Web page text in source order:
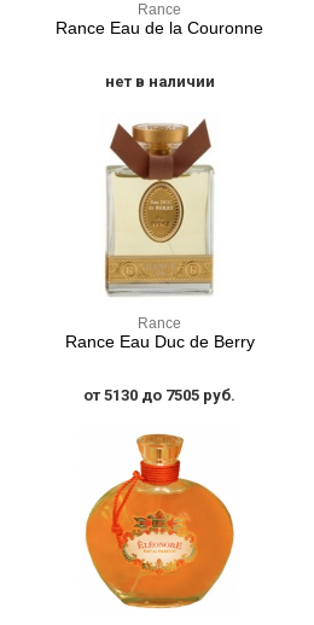
Rance
Rance Eau de la Couronne
нет в наличии
Rance
Rance Eau Duc de Berry
от 5130 до 7505 руб.